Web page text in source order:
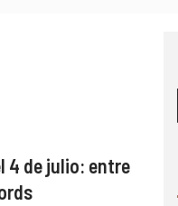
4 de julio: entre